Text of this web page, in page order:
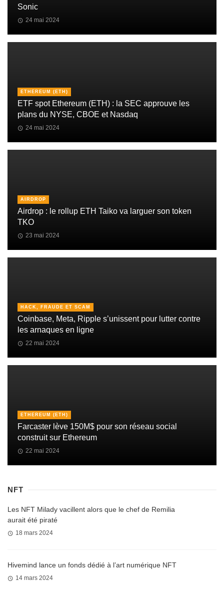
Sonic
24 mai 2024
ETHEREUM (ETH)
ETF spot Ethereum (ETH) : la SEC approuve les
plans du NYSE, CBOE et Nasdaq
24 mai 2024
AIRDROP
Airdrop : le rollup ETH Taiko va larguer son token
TKO
23 mai 2024
HACK, FRAUDE ET SCAM
Coinbase, Meta, Ripple s’unissent pour lutter contre
les arnaques en ligne
22 mai 2024
ETHEREUM (ETH)
Farcaster lève 150M$ pour son réseau social
construit sur Ethereum
22 mai 2024
NFT
Les NFT Milady vacillent alors que le chef de Remilia
aurait été piraté
18 mars 2024
Hivemind lance un fonds dédié à l’art numérique NFT
14 mars 2024